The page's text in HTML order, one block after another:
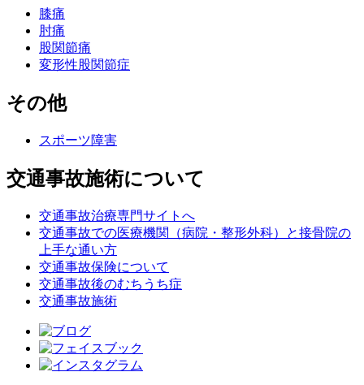
膝痛
肘痛
股関節痛
変形性股関節症
その他
スポーツ障害
交通事故施術について
交通事故治療専門サイトへ
交通事故での医療機関（病院・整形外科）と接骨院の
上手な通い方
交通事故保険について
交通事故後のむちうち症
交通事故施術